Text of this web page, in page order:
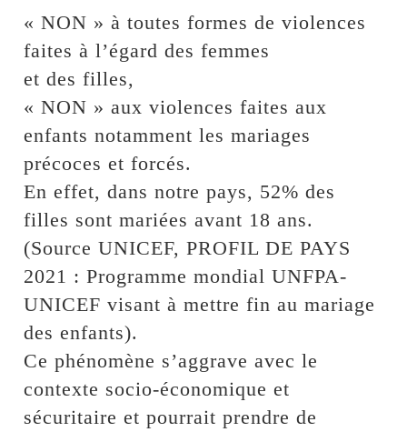
« NON » à toutes formes de violences
faites à l’égard des femmes
et des filles,
« NON » aux violences faites aux
enfants notamment les mariages
précoces et forcés.
En effet, dans notre pays, 52% des
filles sont mariées avant 18 ans.
(Source UNICEF, PROFIL DE PAYS
2021 : Programme mondial UNFPA-
UNICEF visant à mettre fin au mariage
des enfants).
Ce phénomène s’aggrave avec le
contexte socio-économique et
sécuritaire et pourrait prendre de